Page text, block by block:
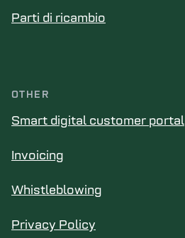
Parti di ricambio
OTHER
Smart digital customer portal
Invoicing
Whistleblowing
Privacy Policy